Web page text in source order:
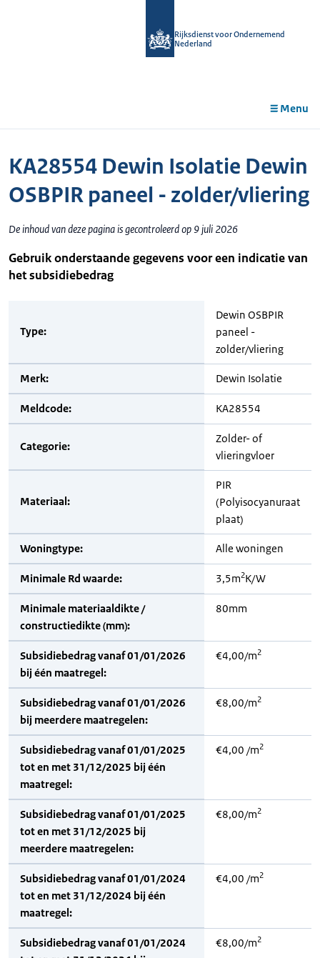
Rijksdienst voor Ondernemend
Nederland
Menu
KA28554 Dewin Isolatie Dewin
OSBPIR paneel - zolder/vliering
De inhoud van deze pagina is gecontroleerd op 9 juli 2026
Gebruik onderstaande gegevens voor een indicatie van
het subsidiebedrag
Type:
Dewin OSBPIR
paneel -
zolder/vliering
Merk: Dewin Isolatie
Meldcode: KA28554
Categorie:
Zolder- of
vlieringvloer
Materiaal:
PIR
(Polyisocyanuraat
plaat)
Woningtype: Alle woningen
Minimale Rd waarde: 3,5m2K/W
Minimale materiaaldikte /
constructiedikte (mm):
80mm
Subsidiebedrag vanaf 01/01/2026
bij één maatregel:
€4,00/m2
Subsidiebedrag vanaf 01/01/2026
bij meerdere maatregelen:
€8,00/m2
Subsidiebedrag vanaf 01/01/2025
tot en met 31/12/2025 bij één
maatregel:
€4,00 /m2
Subsidiebedrag vanaf 01/01/2025
tot en met 31/12/2025 bij
meerdere maatregelen:
€8,00/m2
Subsidiebedrag vanaf 01/01/2024
tot en met 31/12/2024 bij één
maatregel:
€4,00 /m2
Subsidiebedrag vanaf 01/01/2024
€8,00/m2